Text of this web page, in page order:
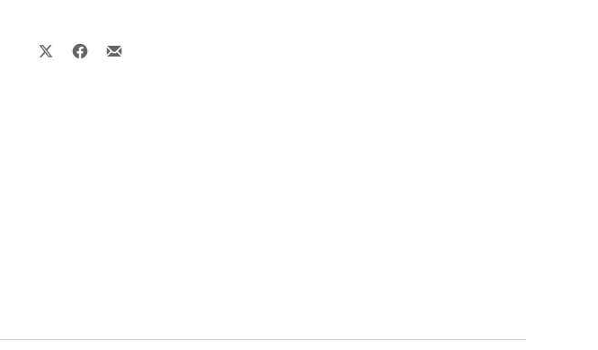
Share on XShare on Facebook